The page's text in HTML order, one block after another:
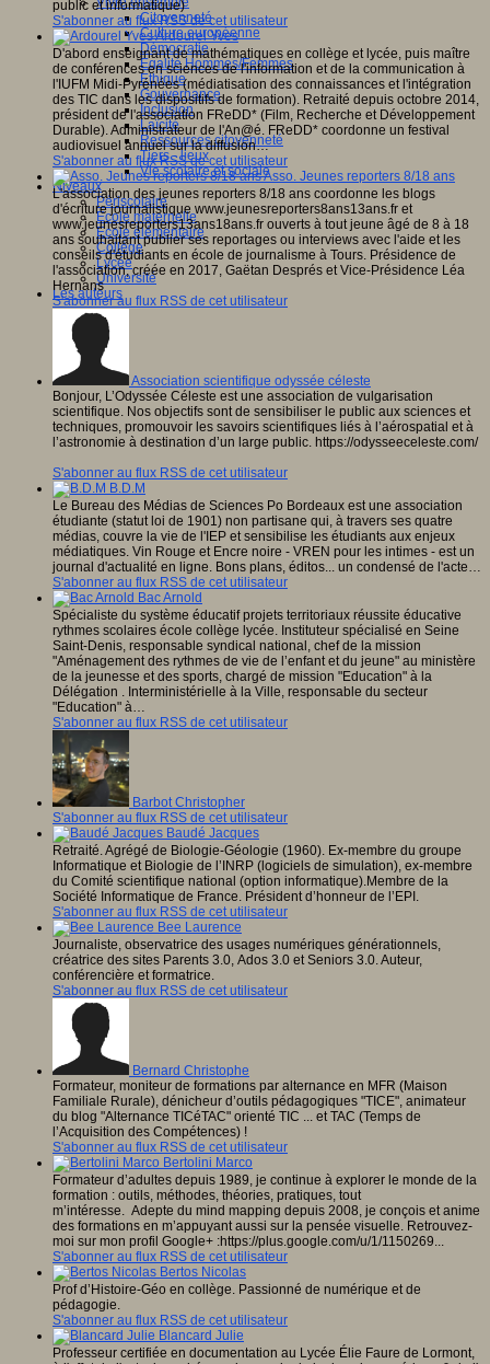
Citoyenneté
Culture européenne
Démocratie
Egalité Hommes/Femmes
Ethique
Gouvernance
Inclusion
Laïcité
Ressources citoyenneté
Tiers - lieux
Vie scolaire et sociale
Niveaux
Périscolaire
Ecole maternelle
Ecole élémentaire
Collège
Lycée
Université
Les auteurs
public et informatique)
S'abonner au flux RSS de cet utilisateur
Ardourel Yves
D'abord enseignant de mathématiques en collège et lycée, puis maître
de conférences en sciences de l'information et de la communication à
l'IUFM Midi-Pyrénées (médiatisation des connaissances et l'intégration
des TIC dans les dispositifs de formation). Retraité depuis octobre 2014,
président de l'association FReDD* (Film, Recherche et Développement
Durable). Administrateur de l'An@é. FReDD* coordonne un festival
audiovisuel annuel sur la diffusion…
S'abonner au flux RSS de cet utilisateur
Asso. Jeunes reporters 8/18 ans
L'association des jeunes reporters 8/18 ans coordonne les blogs
d'écriture journalistique www.jeunesreporters8ans13ans.fr et
www.jeunesreporters13ans18ans.fr ouverts à tout jeune âgé de 8 à 18
ans souhaitant publier ses reportages ou interviews avec l'aide et les
conseils d'étudiants en école de journalisme à Tours. Présidence de
l'association, créée en 2017, Gaëtan Després et Vice-Présidence Léa
Hernans
S'abonner au flux RSS de cet utilisateur
Association scientifique odyssée céleste
Bonjour, L’Odyssée Céleste est une association de vulgarisation
scientifique. Nos objectifs sont de sensibiliser le public aux sciences et
techniques, promouvoir les savoirs scientifiques liés à l’aérospatial et à
l’astronomie à destination d’un large public. https://odysseeceleste.com/
S'abonner au flux RSS de cet utilisateur
B.D.M
Le Bureau des Médias de Sciences Po Bordeaux est une association
étudiante (statut loi de 1901) non partisane qui, à travers ses quatre
médias, couvre la vie de l'IEP et sensibilise les étudiants aux enjeux
médiatiques. Vin Rouge et Encre noire - VREN pour les intimes - est un
journal d'actualité en ligne. Bons plans, éditos... un condensé de l'acte…
S'abonner au flux RSS de cet utilisateur
Bac Arnold
Spécialiste du système éducatif projets territoriaux réussite éducative
rythmes scolaires école collège lycée. Instituteur spécialisé en Seine
Saint-Denis, responsable syndical national, chef de la mission
"Aménagement des rythmes de vie de l’enfant et du jeune" au ministère
de la jeunesse et des sports, chargé de mission "Education" à la
Délégation . Interministérielle à la Ville, responsable du secteur
"Education" à…
S'abonner au flux RSS de cet utilisateur
Barbot Christopher
S'abonner au flux RSS de cet utilisateur
Baudé Jacques
Retraité. Agrégé de Biologie-Géologie (1960). Ex-membre du groupe
Informatique et Biologie de l’INRP (logiciels de simulation), ex-membre
du Comité scientifique national (option informatique).Membre de la
Société Informatique de France. Président d’honneur de l’EPI.
S'abonner au flux RSS de cet utilisateur
Bee Laurence
Journaliste, observatrice des usages numériques générationnels,
créatrice des sites Parents 3.0, Ados 3.0 et Seniors 3.0. Auteur,
conférencière et formatrice.
S'abonner au flux RSS de cet utilisateur
Bernard Christophe
Formateur, moniteur de formations par alternance en MFR (Maison
Familiale Rurale), dénicheur d’outils pédagogiques "TICE", animateur
du blog "Alternance TICéTAC" orienté TIC ... et TAC (Temps de
l’Acquisition des Compétences) !
S'abonner au flux RSS de cet utilisateur
Bertolini Marco
Formateur d’adultes depuis 1989, je continue à explorer le monde de la
formation : outils, méthodes, théories, pratiques, tout
m’intéresse. Adepte du mind mapping depuis 2008, je conçois et anime
des formations en m’appuyant aussi sur la pensée visuelle. Retrouvez-
moi sur mon profil Google+ :https://plus.google.com/u/1/1150269...
S'abonner au flux RSS de cet utilisateur
Bertos Nicolas
Prof d’Histoire-Géo en collège. Passionné de numérique et de
pédagogie.
S'abonner au flux RSS de cet utilisateur
Blancard Julie
Professeur certifiée en documentation au Lycée Élie Faure de Lormont,